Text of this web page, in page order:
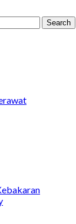
Search